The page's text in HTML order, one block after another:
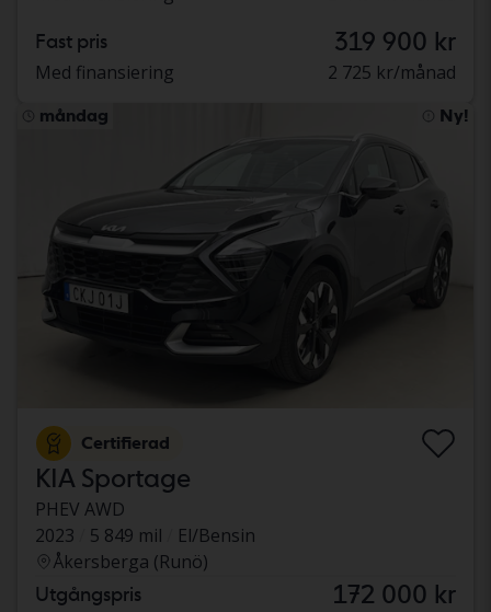
Fast pris 319 900 kr
Med finansiering 2 725 kr/månad
måndag Ny!
Certifierad
KIA Sportage
PHEV AWD
2023
5 849 mil
El/Bensin
Åkersberga (Runö)
Utgångspris 172 000 kr